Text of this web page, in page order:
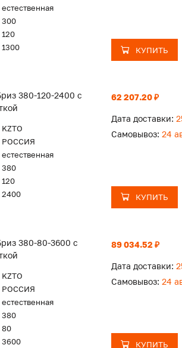
естественная
300
120
1300 КУПИТЬ
380-120-2400 с
KZTO
РОССИЯ
естественная
380
120
2400
62 207.20 ₽
Дата доставки:
Самовывоз: 24
КУПИТЬ
380-80-3600 с
KZTO
РОССИЯ
естественная
380
80
3600
89 034.52 ₽
Дата доставки:
Самовывоз: 24
КУПИТЬ